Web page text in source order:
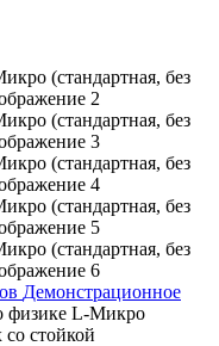
Демонстрационное
физике L-Микро
со стойкой